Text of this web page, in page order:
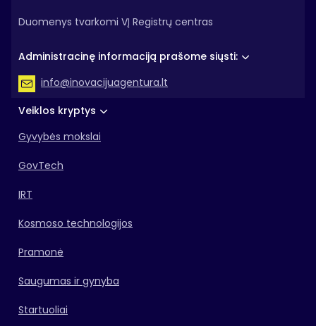
Veiklos kryptys
Gyvybės mokslai
GovTech
IRT
Kosmoso technologijos
Pramonė
Saugumas ir gynyba
Startuoliai
Duomenys tvarkomi VĮ Registrų centras
Administracinę informaciją prašome siųsti:
info@inovacijuagentura.lt